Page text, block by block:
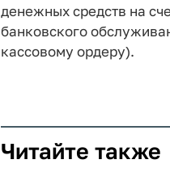
денежных средств на
банковского
кассовому ордеру).
Читайте также